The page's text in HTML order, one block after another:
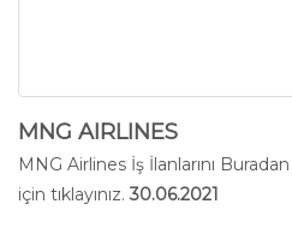
MNG AIRLINES
MNG Airlines İş İlanlarını
için tıklayınız. 30.06.2021